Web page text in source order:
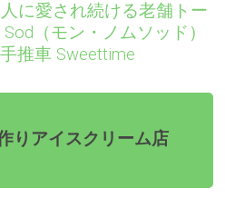
に愛され続ける老舗トー
（モン・ノムソッド）
推車 Sweettime
りアイスクリーム店